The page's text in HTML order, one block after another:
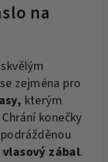
na
zejména pro
kterým
konečky
vlasový zábal.